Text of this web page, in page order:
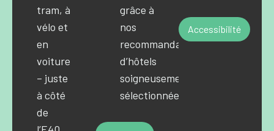
tram, à
vélo et
en
voiture
– juste
à côté
de
grâce à
nos
recommandations
d’hôtels
soigneusement
sélectionnées.
Accessibilité